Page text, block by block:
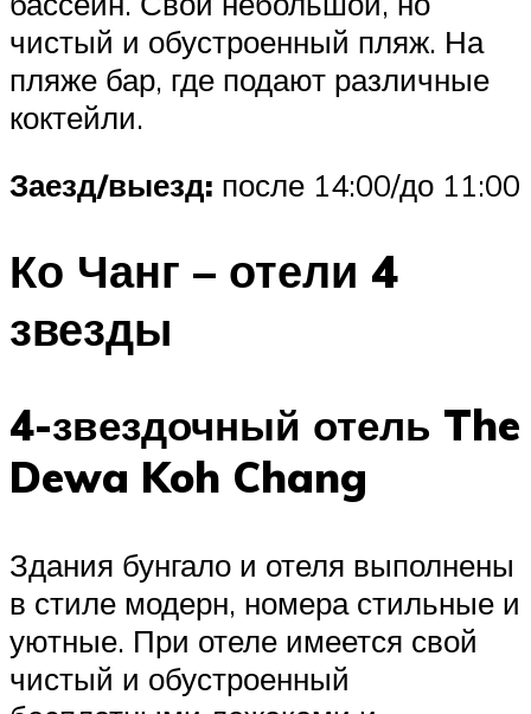
чистый и обустроенный пляж. На
пляже бар, где подают различные
коктейли.
Заезд/выезд: после 14:00/до 11:00
Ко Чанг – отели 4
звезды
4-звездочный отель The
Dewa Koh Chang
Здания бунгало и отеля выполнены
в стиле модерн, номера стильные и
уютные. При отеле имеется свой
чистый и обустроенный